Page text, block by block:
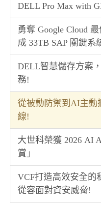
DELL Pro Max with
勇奪 Google Cloud
成 33TB SAP 關鍵系
DELL智慧儲存方案
務!
從被動防禦到AI主動
線!
大世科榮獲 2026 AI
賞」
VCF打造高效安全的
從容面對資安威脅!